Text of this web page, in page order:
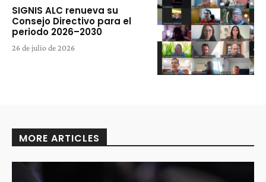
SIGNIS ALC renueva su
Consejo Directivo para el
periodo 2026–2030
26 de julio de 2026
MORE ARTICLES